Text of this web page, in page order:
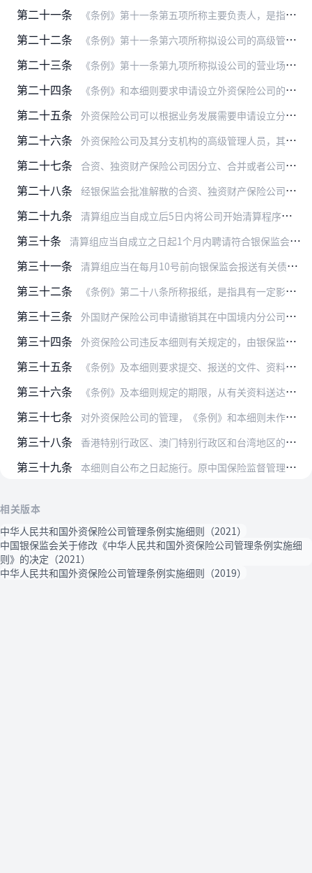
第二十一条 《条例》第十一条第五项所称主要负责人，是指拟设外国保险公司分公司的总经理。
第二十二条 《条例》第十一条第六项所称拟设公司的高级管理人员，应当符合银保监会规定的任职资格条件。
第二十三条 《条例》第十一条第九项所称拟设公司的营业场所的资料，是指营业场所所有权或者使用权的证明文件。
第二十四条 《条例》和本细则要求申请设立外资保险公司的外国保险公司提供的下列文件或者资料，应当真实有效：
第二十五条 外资保险公司可以根据业务发展需要申请设立分支机构。
第二十六条 外资保险公司及其分支机构的高级管理人员，其任职资格审核与管理，按照银保监会的有关规定执行，本细则另有规定的除外。
第二十七条 合资、独资财产保险公司因分立、合并或者公司章程规定的解散事由出现，申请解散的，应当报银保监会批准，并提交下列资料：
第二十八条 经银保监会批准解散的合资、独资财产保险公司，应当自收到银保监会批准文件之日起，停止新的业务经营活动，向银保监会缴回经营保险业务许可证，并在15日内成立清算组。
第二十九条 清算组应当自成立后5日内将公司开始清算程序的情况书面通知市场监督管理、税务、人力资源社会保障等有关部门。
第三十条 清算组应当自成立之日起1个月内聘请符合银保监会要求的会计师事务所进行审计；自聘请之日起3个月内向银保监会提交审计报告。
第三十一条 清算组应当在每月10号前向银保监会报送有关债务清偿、资产处置等最新情况报告。
第三十二条 《条例》第二十八条所称报纸，是指具有一定影响的全国性报纸。
第三十三条 外国财产保险公司申请撤销其在中国境内分公司的，应当报银保监会批准，并提交下列资料：
第三十四条 外资保险公司违反本细则有关规定的，由银保监会依据《中华人民共和国保险法》、《条例》等法律、行政法规进行处罚。
第三十五条 《条例》及本细则要求提交、报送的文件、资料和书面报告，应当提供中文本，中外文本表述不一致的，以中文本的表述为准。
第三十六条 《条例》及本细则规定的期限，从有关资料送达银保监会之日起计算。申请人申请文件不全、需要补交资料的，期限应当从申请人的补交资料送达银保监会之日起重新计算。
第三十七条 对外资保险公司的管理，《条例》和本细则未作规定的，适用其他法律、行政法规与银保监会的有关规定。
第三十八条 香港特别行政区、澳门特别行政区和台湾地区的保险公司在内地（大陆）设立和营业的保险公司，比照适用《条例》和本细则；法律、行政法规或者行政协议另有规定的，适用其规定…
第三十九条 本细则自公布之日起施行。原中国保险监督管理委员会2004年5月13日发布的《中华人民共和国外资保险公司管理条例实施细则》（保监会令2004年第4号）同时废止。
相关版本
中华人民共和国外资保险公司管理条例实施细则（2021）
中国银保监会关于修改《中华人民共和国外资保险公司管理条例实施细
则》的决定（2021）
中华人民共和国外资保险公司管理条例实施细则（2019）